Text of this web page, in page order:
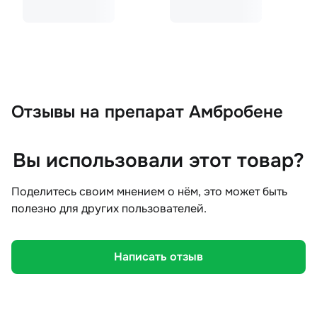
Отзывы на препарат Амбробене
Вы использовали этот товар?
Поделитесь своим мнением о нём, это может быть
полезно для других пользователей.
Написать отзыв